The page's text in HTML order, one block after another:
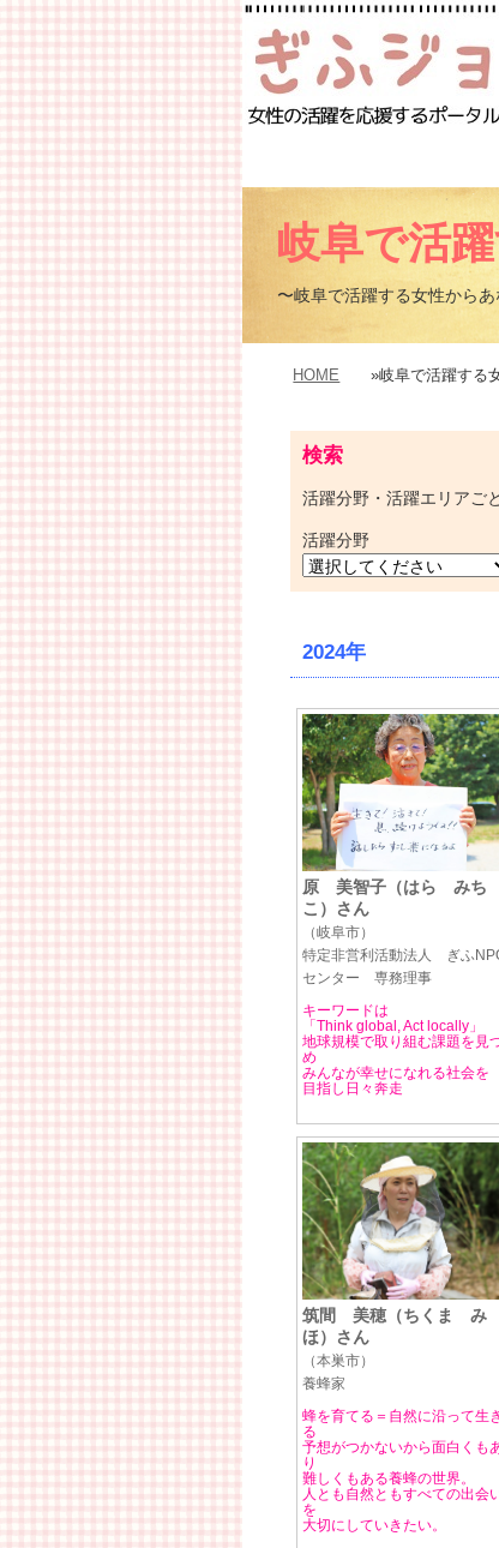
岐阜で活
〜岐阜で活躍する女性から
HOME »岐阜で活躍する
検索
活躍分野・活躍エリアご
活躍分野
2024年
原 美智子（はら みち
こ）さん
（岐阜市）
特定非営利活動法人 ぎふ
センター 専務理事
キーワードは
「Think global, Act locally」
地球規模で取り組む課題を見
め
みんなが幸せになれる社会を
目指し日々奔走
筑間 美穂（ちくま み
ほ）さん
（本巣市）
養蜂家
蜂を育てる＝自然に沿って生
る
予想がつかないから面白くも
り
難しくもある養蜂の世界。
人とも自然ともすべての出会
を
大切にしていきたい。